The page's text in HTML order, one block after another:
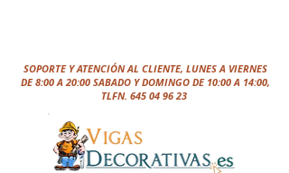
SOPORTE Y ATENCIÓN AL CLIENTE, LUNES A VIERNES
DE 8:00 A 20:00 SABADO Y DOMINGO DE 10:00 A 14:00,
TLFN. 645 04 96 23